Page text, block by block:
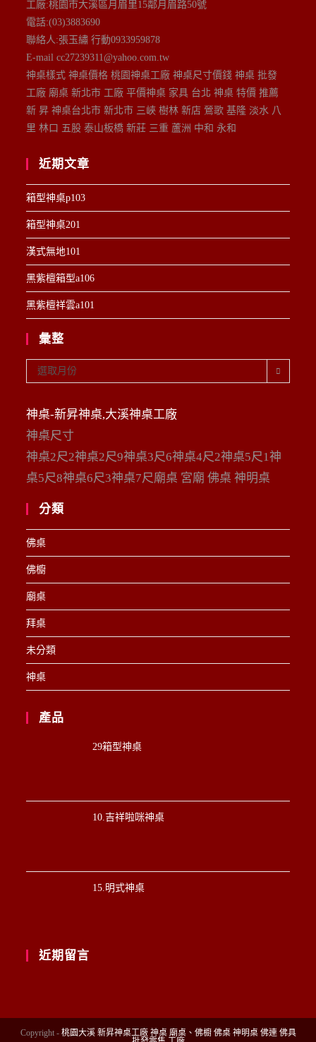
工廠:桃園市大溪區月眉里15鄰月眉路50號
電話:(03)3883690
聯絡人:張玉繡 行動0933959878
E-mail cc27239311@yahoo.com.tw
神桌樣式 神桌價格 桃園神桌工廠 神桌尺寸價錢 神桌 批發
工廠 廟桌 新北市 工廠 平價神桌 家具 台北 神桌 特價 推薦
新 昇 神桌台北市 新北市 三峽 樹林 新店 鶯歌 基隆 淡水 八
里 林口 五股 泰山板橋 新莊 三重 蘆洲 中和 永和
近期文章
箱型神桌p103
箱型神桌201
漢式無地101
黑紫檀箱型a106
黑紫檀祥雲a101
彙整
整
選取月份
神桌-新昇神桌,大溪神桌工廠
神桌尺寸
神桌2尺2神桌2尺9神桌3尺6神桌4尺2神桌5尺1神
桌5尺8神桌6尺3神桌7尺廟桌 宮廟 佛桌 神明桌
分類
佛桌
佛櫥
廟桌
拜桌
未分類
神桌
產品
29箱型神桌
10.吉祥啦咪神桌
15.明式神桌
近期留言
Copyright - 桃園大溪 新昇神桌工廠 神桌 廟桌、佛櫥 佛桌 神明桌 佛連 佛具